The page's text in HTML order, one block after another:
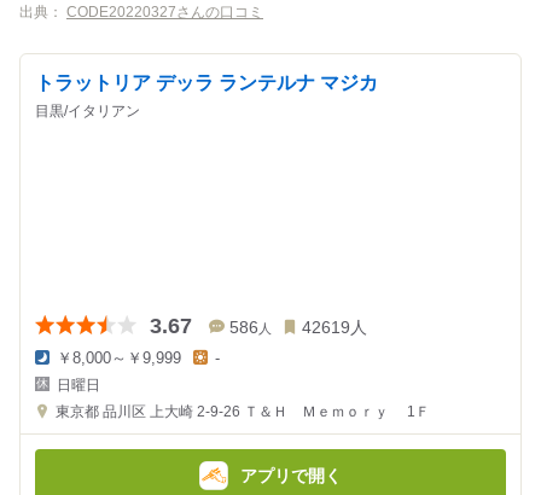
出典： CODE20220327さんの口コミ
トラットリア デッラ ランテルナ マジカ
目黒/イタリアン
3.67 586 人 42619 人
夜
の
金
￥8,000～￥9,999
金
-
日曜日
東京都 品川区 上大崎 2-9-26 Ｔ＆Ｈ Ｍｅｍｏｒｙ 1Ｆ
アプリで開く